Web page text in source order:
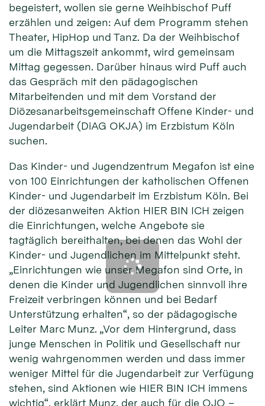
begeistert, wollen sie gerne Weihbischof Puff
erzählen und zeigen: Auf dem Programm stehen
Theater, HipHop und Tanz. Da der Weihbischof
um die Mittagszeit ankommt, wird gemeinsam
Mittag gegessen. Darüber hinaus wird Puff auch
das Gespräch mit den pädagogischen
Mitarbeitenden und mit dem Vorstand der
Diözesanarbeitsgemeinschaft Offene Kinder- und
Jugendarbeit (DiAG OKJA) im Erzbistum Köln
suchen.
Das Kinder- und Jugendzentrum Megafon ist eine
von 100 Einrichtungen der katholischen Offenen
Kinder- und Jugendarbeit im Erzbistum Köln. Bei
der diözesanweiten Aktion HIER BIN ICH zeigen
die Einrichtungen, welche Angebote sie
tagtäglich bereithalten, bei denen das Wohl der
Kinder- und Jugendlichen im Mittelpunkt steht.
„Einrichtungen wie unser Megafon sind Orte, in
denen die Kinder und Jugendlichen sinnvoll ihre
Freizeit verbringen können und bei Bedarf
Unterstützung erhalten“, so der pädagogische
Leiter Marc Munz. „Vor dem Hintergrund, dass
junge Menschen in Politik und Gesellschaft nur
wenig wahrgenommen werden und dass immer
weniger Mittel für die Jugendarbeit zur Verfügung
stehen, sind Aktionen wie HIER BIN ICH immens
wichtig“, erklärt Munz, der auch für die OJO –